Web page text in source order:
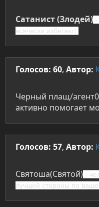
Сатанист (Злодей) -
всячески избегают
Голосов: 60, Автор:
Черный плащ/
активно помогает
Голосов: 57, Автор:
Святоша(Святой) -
лучшей стороны по